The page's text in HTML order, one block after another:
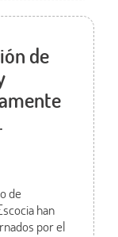
de
de
han
por el